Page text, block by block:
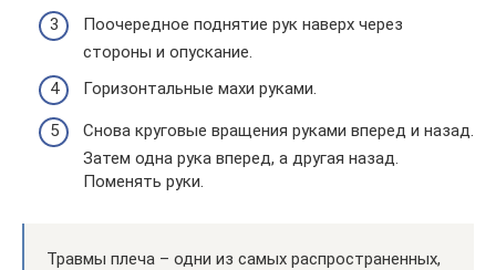
Поочередное поднятие рук наверх через
стороны и опускание.
Горизонтальные махи руками.
Снова круговые вращения руками вперед и назад.
Затем одна рука вперед, а другая назад.
Поменять руки.
Травмы плеча – одни из самых распространенных,